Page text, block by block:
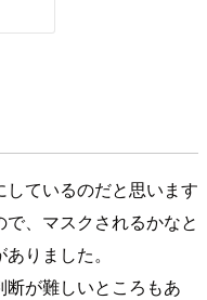
ているのだと思います
、マスクされるかなと
りました。
が難しいところもあ